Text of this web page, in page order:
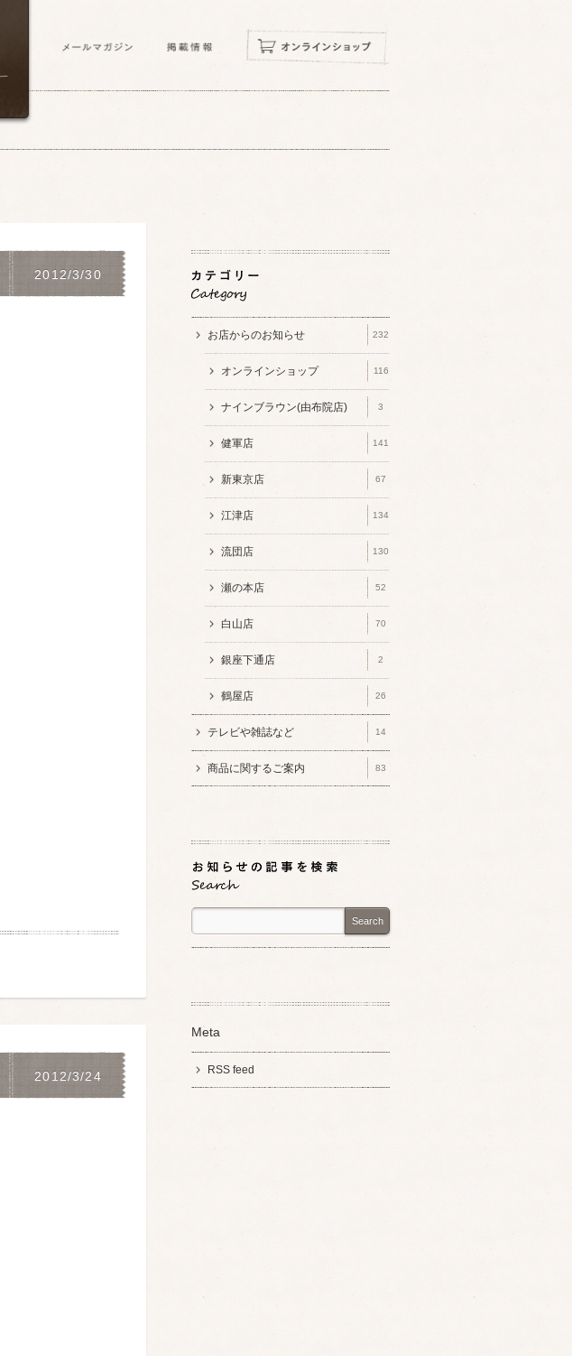
2012/3/30
2012/3/24
お店からのお知らせ 232
オンラインショップ 116
ナインブラウン(由布院店) 3
健軍店 141
新東京店 67
江津店 134
流団店 130
瀬の本店 52
白山店 70
銀座下通店 2
鶴屋店 26
テレビや雑誌など 14
商品に関するご案内 83
Search
Meta
RSS feed